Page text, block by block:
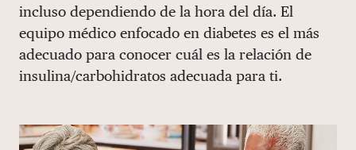
incluso dependiendo de la hora del día. El
equipo médico enfocado en diabetes es el más
adecuado para conocer cuál es la relación de
insulina/carbohidratos adecuada para ti.